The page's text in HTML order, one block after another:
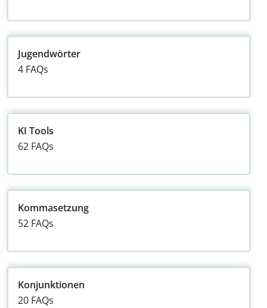
Jugendwörter
4 FAQs
KI Tools
62 FAQs
Kommasetzung
52 FAQs
Konjunktionen
20 FAQs